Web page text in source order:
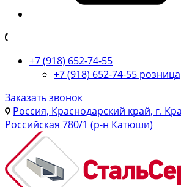
+7 (918) 652-74-55
+7 (918) 652-74-55 розница
Заказать звонок
Россия, Краснодарский край, г.
Российская 780/1 (р-н Катюши)